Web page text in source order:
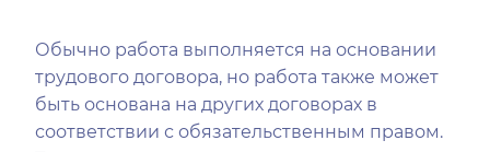
Обычно работа выполняется на основании
трудового договора, но работа также может
быть основана на других договорах в
соответствии с обязательственным правом.